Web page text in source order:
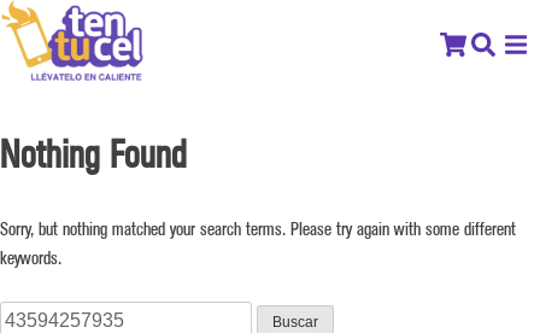
Nothing Found
Sorry, but nothing matched your search terms. Please try again with some different
keywords.
Buscar: